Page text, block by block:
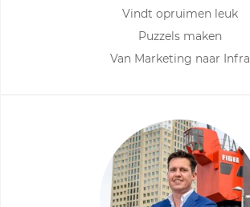
Vindt opruimen leuk
Puzzels maken
Van Marketing naar Infra